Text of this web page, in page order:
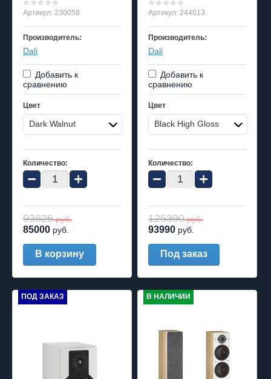
Артикул: 230058
Производитель:
Dali
Добавить к
сравнению
Цвет
Dark Walnut
Количество:
− +
93626руб.
85000 руб.
В корзину
Артикул:244013
Производитель:
Dali
Добавить к
сравнению
Цвет
Black High Gloss
Количество:
− +
125390руб.
93990 руб.
Под заказ
ПОД ЗАКАЗ В НАЛИЧИИ